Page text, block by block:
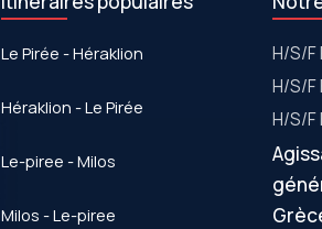
Le Pirée - Héraklion
Héraklion - Le Pirée
Le-piree - Milos
Milos - Le-piree
Η/S/F
H/S/F
H/S/F